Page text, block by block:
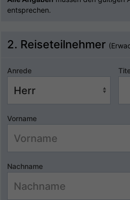
entsprechen.
2. Reiseteilnehmer
Anrede
Vorname
Nachname